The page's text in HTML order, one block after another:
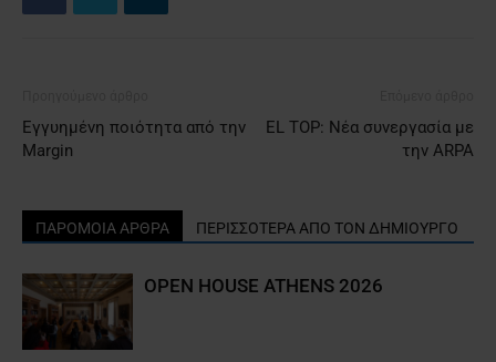
Εγγυημένη ποιότητα από την
Margin
EL TOP: Νέα συνεργασία με
την ARPA
ΠΑΡΟΜΟΙΑ ΑΡΘΡΑ ΠΕΡΙΣΣΟΤΕΡΑ ΑΠΟ ΤΟΝ ΔΗΜΙΟΥΡΓΟ
OPEN HOUSE ATHENS 2026